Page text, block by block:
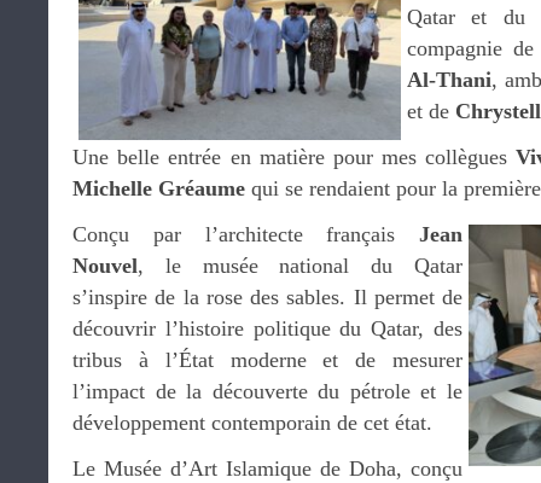
Qatar et du
compagnie
Al-Thani,
et de
Une belle entrée en matière pour mes collègues
Michelle Gréaume qui se rendaient pour la
Conçu par l’architecte français Jean
Nouvel, le musée national du Qatar
s’inspire de la rose des sables. Il permet de
découvrir l’histoire politique du Qatar, des
tribus à l’État moderne et de mesurer
l’impact de la découverte du pétrole et le
développement contemporain de cet état.
Le Musée d’Art Islamique de Doha, conçu